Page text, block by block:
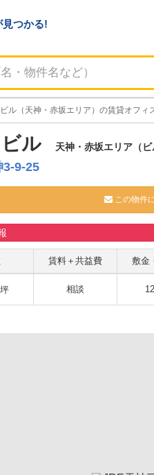
見つかる!
ル（天神・赤坂エリア）の賃貸オフィ
ル 天神・赤坂エリア（
3-9-25
この物件
賃料＋共益費 敷金
坪 相談